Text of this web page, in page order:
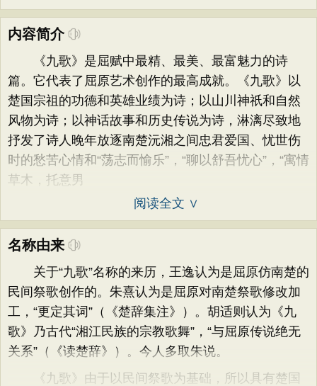
内容简介
《九歌》是屈赋中最精、最美、最富魅力的诗
篇。它代表了屈原艺术创作的最高成就。《九歌》以
楚国宗祖的功德和英雄业绩为诗；以山川神祇和自然
风物为诗；以神话故事和历史传说为诗，淋漓尽致地
抒发了诗人晚年放逐南楚沅湘之间忠君爱国、忧世伤
时的愁苦心情和“荡志而愉乐”，“聊以舒吾忧心”，“寓情
草木，托意男
阅读全文 ∨
名称由来
关于“九歌”名称的来历，王逸认为是屈原仿南楚的
民间祭歌创作的。朱熹认为是屈原对南楚祭歌修改加
工，“更定其词”（《楚辞集注》）。胡适则认为《九
歌》乃古代“湘江民族的宗教歌舞”，“与屈原传说绝无
关系”（《读楚辞》）。今人多取朱说。
《九歌》由于以民间祭歌为基础，所以具有楚国